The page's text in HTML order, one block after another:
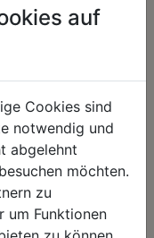
– im Hinblick auf unsere
angemessene
und unsere
gewachsenen
Geschäftsbeziehungen.
auf
Cookies sind
notwendig und
abgelehnt
möchten.
zu
um Funktionen